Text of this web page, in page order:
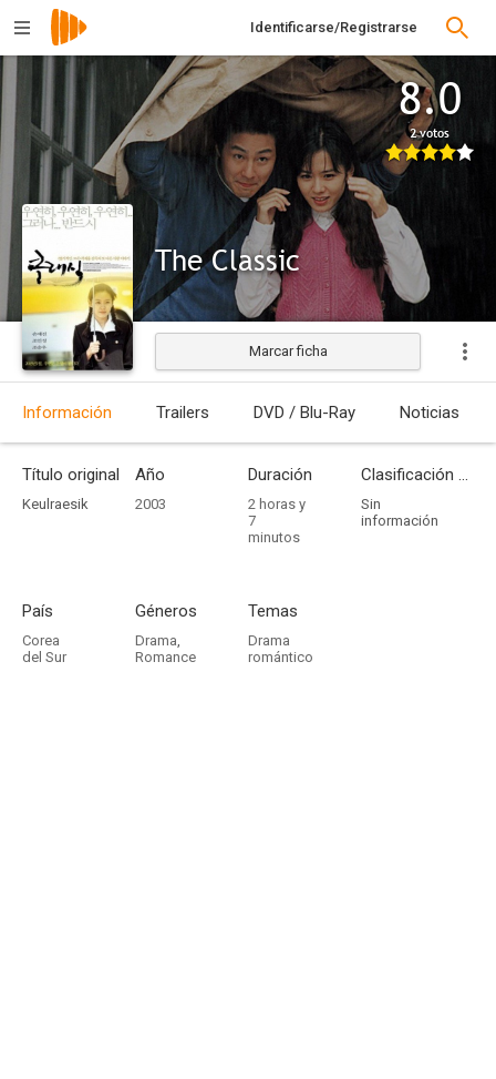
Identificarse/Registrarse
8.0
2 votos
The Classic
Estrenada
Marcar ficha
Información Trailers DVD / Blu-Ray Noticias
Título original
Keulraesik
Año
2003
Duración
2 horas y
7
minutos
Clasificación por edades
Sin
información
País
Corea
del Sur
Géneros
Drama,
Romance
Temas
Drama
romántico